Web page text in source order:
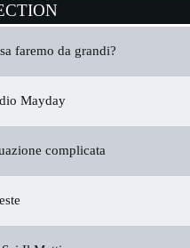
faremo da grandi?
Mayday
complicata